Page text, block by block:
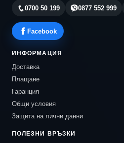
0700 50 199 0877 552 999
Facebook
ИНФОРМАЦИЯ
Доставка
Плащане
Гаранция
Общи условия
Защита на лични данни
ПОЛЕЗНИ ВРЪЗКИ